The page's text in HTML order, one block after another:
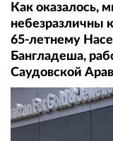
Как оказалось,
небезразличны
65-летнему
Бангладеша,
Саудовской